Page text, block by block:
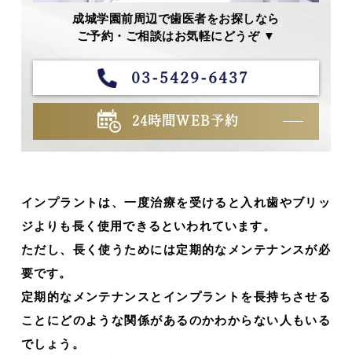
成城学園前周辺で歯医者をお探しなら
ご予約・ご相談はお気軽にどうぞ ▼
03-5429-6437
24時間WEB予約
インプラントは、一度治療を受けると入れ歯やブリッ
ジよりも長く使用できるといわれています。
ただし、長く使うためには定期的なメンテナンスが必
要です。
定期的なメンテナンスとインプラントを長持ちさせる
ことにどのような関係があるのかわからない人もいる
でしょう。